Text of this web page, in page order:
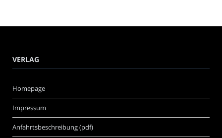
VERLAG
Homepage
Impressum
Anfahrtsbeschreibung (pdf)